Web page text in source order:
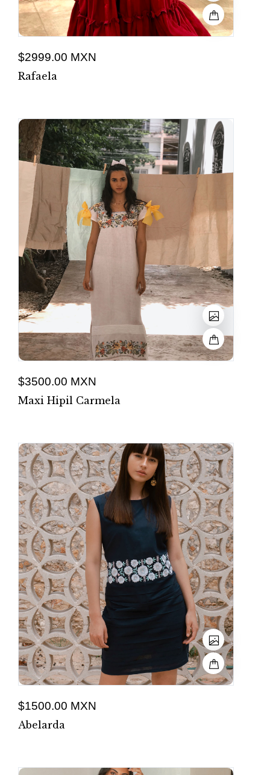
$2999.00 MXN
Rafaela
$3500.00 MXN
Maxi Hipil Carmela
$1500.00 MXN
Abelarda